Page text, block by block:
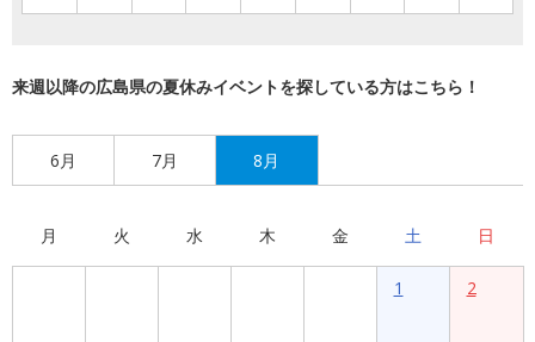
来週以降の広島県の夏休みイベントを探している方はこちら！
6月 7月 8月
月 火 水 木 金 土 日
1 2